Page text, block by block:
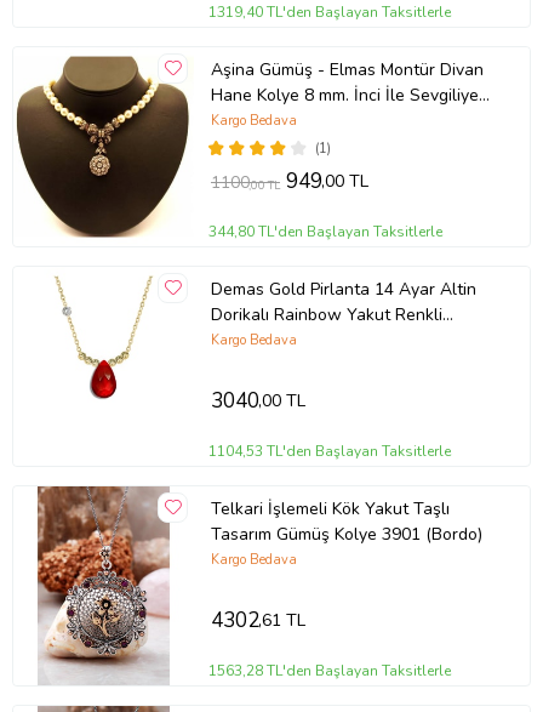
1319,40 TL'den Başlayan Taksitlerle
Aşina Gümüş - Elmas Montür Divan
Hane Kolye 8 mm. İnci İle Sevgiliye
Hediye
(1)
Kargo Bedava
1100,00 TL 949,00 TL
344,80 TL'den Başlayan Taksitlerle
Demas Gold Pirlanta 14 Ayar Altin
Dorikalı Rainbow Yakut Renkli
Damla Taşlı Kolye (Sarı)
Kargo Bedava
3040,00 TL
1104,53 TL'den Başlayan Taksitlerle
Telkari İşlemeli Kök Yakut Taşlı
Tasarım Gümüş Kolye 3901 (Bordo)
Kargo Bedava
4302,61 TL
1563,28 TL'den Başlayan Taksitlerle